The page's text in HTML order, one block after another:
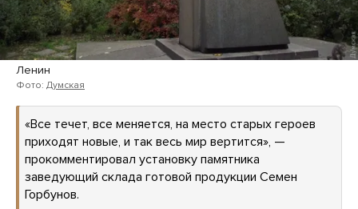
Ленин
Фото: Думская
«Все течет, все меняется, на место старых героев
приходят новые, и так весь мир вертится», —
прокомментировал установку памятника
заведующий склада готовой продукции Семен
Горбунов.